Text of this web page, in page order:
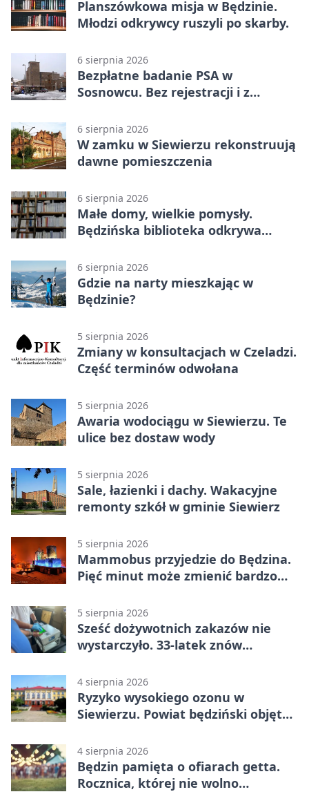
Planszówkowa misja w Będzinie.
Młodzi odkrywcy ruszyli po skarby.
6 sierpnia 2026
Bezpłatne badanie PSA w
Sosnowcu. Bez rejestracji i z
6 sierpnia 2026
W zamku w Siewierzu rekonstruują
dawne pomieszczenia
6 sierpnia 2026
Małe domy, wielkie pomysły.
Będzińska biblioteka odkrywa
6 sierpnia 2026
Gdzie na narty mieszkając w
Będzinie?
5 sierpnia 2026
Zmiany w konsultacjach w Czeladzi.
Część terminów odwołana
5 sierpnia 2026
Awaria wodociągu w Siewierzu. Te
ulice bez dostaw wody
5 sierpnia 2026
Sale, łazienki i dachy. Wakacyjne
remonty szkół w gminie Siewierz
5 sierpnia 2026
Mammobus przyjedzie do Będzina.
Pięć minut może zmienić bardzo
5 sierpnia 2026
Sześć dożywotnich zakazów nie
wystarczyło. 33-latek znów
4 sierpnia 2026
Ryzyko wysokiego ozonu w
Siewierzu. Powiat będziński objęty
4 sierpnia 2026
Będzin pamięta o ofiarach getta.
Rocznica, której nie wolno